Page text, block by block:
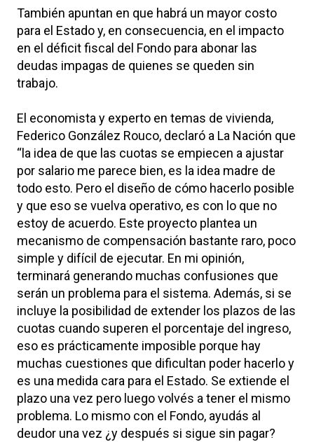
También apuntan en que habrá un mayor costo
para el Estado y, en consecuencia, en el impacto
en el déficit fiscal del Fondo para abonar las
deudas impagas de quienes se queden sin
trabajo.
El economista y experto en temas de vivienda,
Federico González Rouco, declaró a La Nación que
“la idea de que las cuotas se empiecen a ajustar
por salario me parece bien, es la idea madre de
todo esto. Pero el diseño de cómo hacerlo posible
y que eso se vuelva operativo, es con lo que no
estoy de acuerdo. Este proyecto plantea un
mecanismo de compensación bastante raro, poco
simple y difícil de ejecutar. En mi opinión,
terminará generando muchas confusiones que
serán un problema para el sistema. Además, si se
incluye la posibilidad de extender los plazos de las
cuotas cuando superen el porcentaje del ingreso,
eso es prácticamente imposible porque hay
muchas cuestiones que dificultan poder hacerlo y
es una medida cara para el Estado. Se extiende el
plazo una vez pero luego volvés a tener el mismo
problema. Lo mismo con el Fondo, ayudás al
deudor una vez ¿y después si sigue sin pagar?